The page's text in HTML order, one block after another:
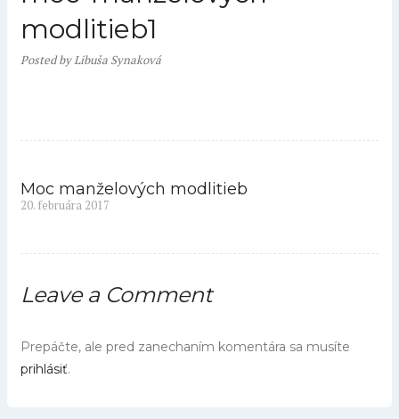
modlitieb1
PostedbyLibuša Synaková
Navigácia
v
Moc manželových modlitieb
Previous
20. februára 2017
Leave a Comment
Prepáčte, ale pred zanechaním komentára sa musíte
prihlásiť.